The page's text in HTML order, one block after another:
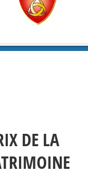
DE LA